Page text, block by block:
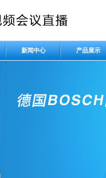
新闻中心 产品展示